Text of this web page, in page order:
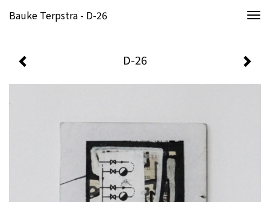
Bauke Terpstra - D-26
D-26